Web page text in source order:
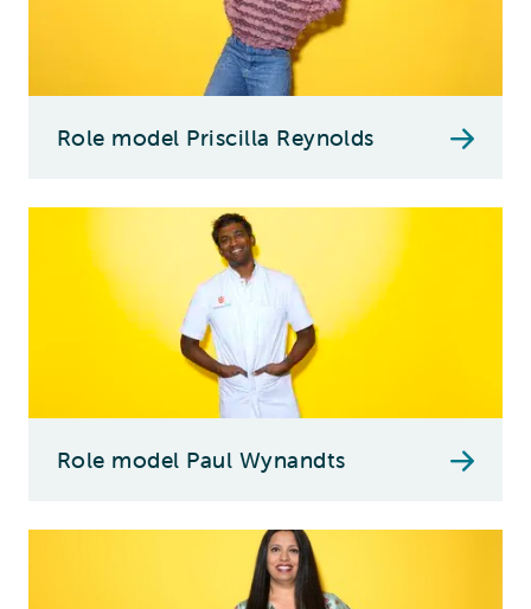
Role model Priscilla Reynolds
Role model Paul Wynandts